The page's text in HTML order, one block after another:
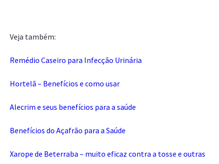
Veja também:
Remédio Caseiro para Infecção Urinária
Hortelã – Benefícios e como usar
Alecrim e seus benefícios para a saúde
Benefícios do Açafrão para a Saúde
Xarope de Beterraba – muito eficaz contra a tosse e outras